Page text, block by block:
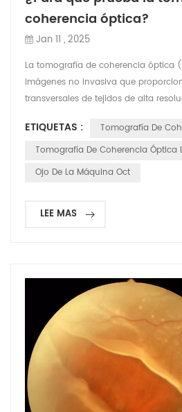
coherencia óptica?
Jan 11 , 2025
La tomografía de coherencia óptica
imágenes no invasiva que
transversales de tejidos de alta
evaluar diversas afecciones. Esto es
oftalmología, la OCT se utiliza con
evaluar estructuras dentro del ojo,
ETIQUETAS :
Tomografía De
Tomografía De Coherencia Óptica
Ojo De La Máquina Oct
LEE MAS